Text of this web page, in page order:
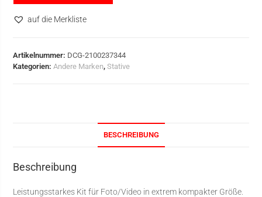
auf die Merkliste
Artikelnummer: DCG-2100237344
Kategorien: Andere Marken,Stative
BESCHREIBUNG
Beschreibung
Leistungsstarkes Kit für Foto/Video in extrem kompakter Größe.